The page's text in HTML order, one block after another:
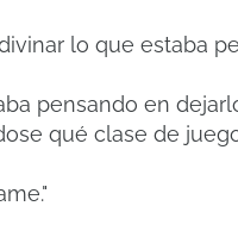
lo que estaba
pensando en
qué clase de